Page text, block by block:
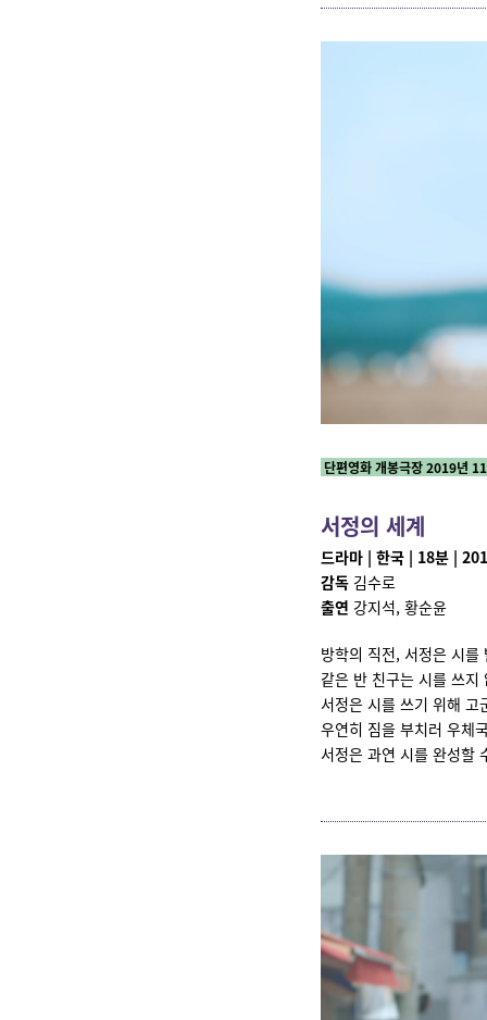
단편영화 개봉극장 2019년
서정의 세계
드라마 | 한국 | 18분 |
감독 김수로
출연 강지석, 황순윤
방학의 직전, 서정은 시를
같은 반 친구는 시를 쓰
서정은 시를 쓰기 위해 고
우연히 짐을 부치러 우체
서정은 과연 시를 완성할